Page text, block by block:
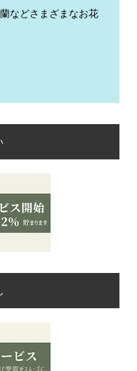
などさまざまなお花